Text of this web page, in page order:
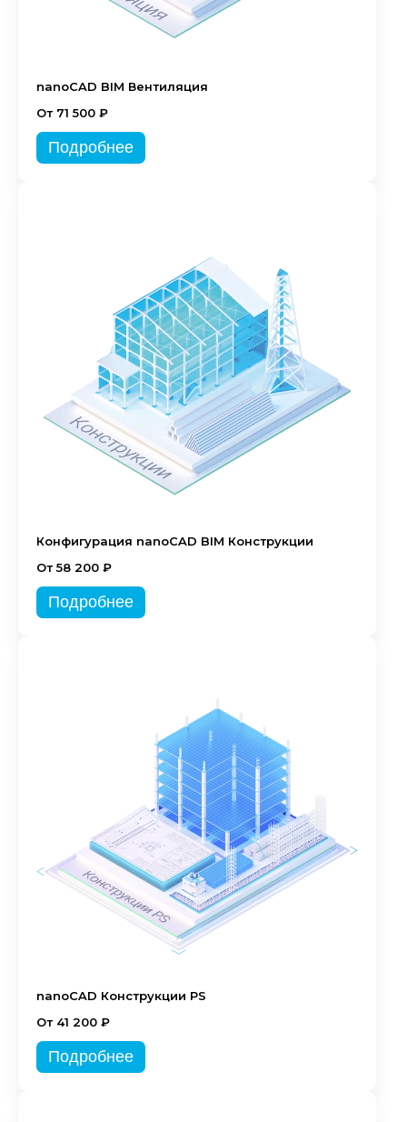
nanoCAD BIM Вентиляция
От 71 500 ₽
Подробнее
Конфигурация nanoCAD BIM Конструкции
От 58 200 ₽
Подробнее
nanoCAD Конструкции PS
От 41 200 ₽
Подробнее